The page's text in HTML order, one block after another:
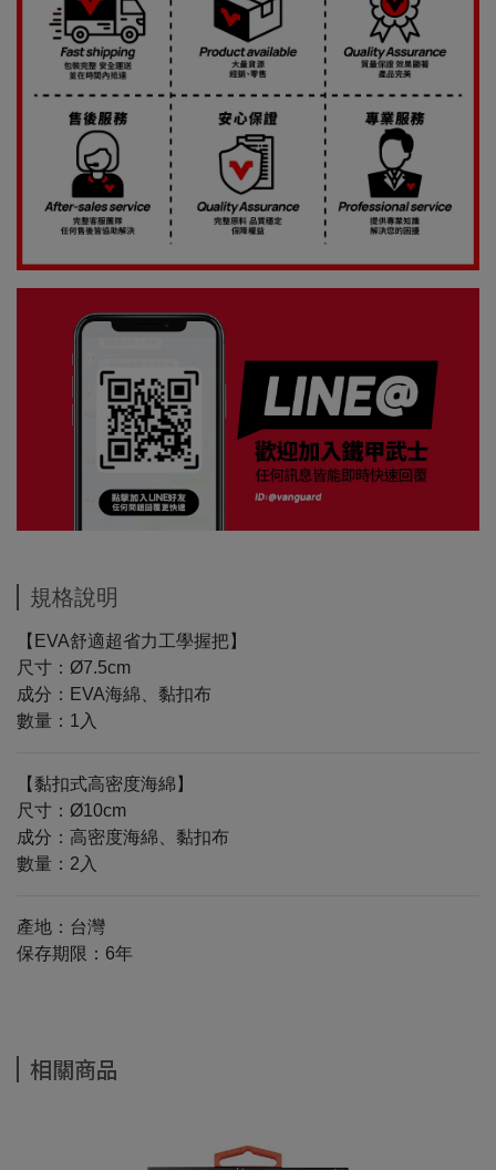
規格說明
【EVA舒適超省力工學握把】
尺寸：Ø7.5cm
成分：EVA海綿、黏扣布
數量：1入
【黏扣式高密度海綿】
尺寸：Ø10cm
成分：高密度海綿、黏扣布
數量：2入
產地：台灣
保存期限：6年
相關商品